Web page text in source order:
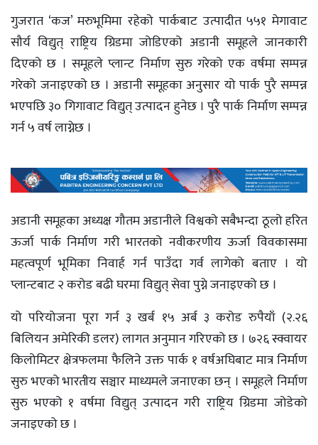
गुजरात ‘कज’ मरुभूमिमा रहेको पार्कबाट उत्पादीत ५५१ मेगावाट
सौर्य विद्युत् राष्ट्रिय ग्रिडमा जोडिएको अडानी समूहले जानकारी
दिएको छ । समूहले प्लान्ट निर्माण सुरु गरेको एक वर्षमा सम्पन्न
गरेको जनाइएको छ । अडानी समूहका अनुसार यो पार्क पुरै सम्पन्न
भएपछि ३० गिगावाट विद्युत् उत्पादन हुनेछ । पुरै पार्क निर्माण सम्पन्न
गर्न ५ वर्ष लाग्नेछ ।
अडानी समूहका अध्यक्ष गौतम अडानीले विश्वको सबैभन्दा ठूलो हरित
ऊर्जा पार्क निर्माण गरी भारतको नवीकरणीय ऊर्जा विवकासमा
महत्वपूर्ण भूमिका निवार्ह गर्न पाउँदा गर्व लागेको बताए । यो
प्लान्टबाट २ करोड बढी घरमा विद्युत् सेवा पुग्ने जनाइएको छ ।
यो परियोजना पूरा गर्न ३ खर्ब १५ अर्ब ३ करोड रुपैयाँ (२.२६
बिलियन अमेरिकी डलर) लागत अनुमान गरिएको छ । ७२६ स्क्वायर
किलोमिटर क्षेत्रफलमा फैलिने उक्त पार्क १ वर्षअघिबाट मात्र निर्माण
सुरु भएको भारतीय सञ्चार माध्यमले जनाएका छन् । समूहले निर्माण
सुरु भएको १ वर्षमा विद्युत् उत्पादन गरी राष्ट्रिय ग्रिडमा जोडेको
जनाइएको छ ।